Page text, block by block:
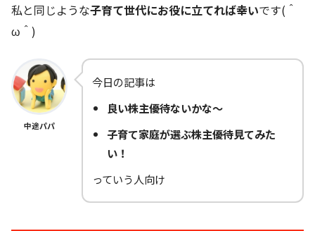
私と同じような子育て世代にお役に立てれば幸いです(＾
ω＾)
中途パパ
今日の記事は
良い株主優待ないかな～
子育て家庭が選ぶ株主優待見てみた
い！
っていう人向け